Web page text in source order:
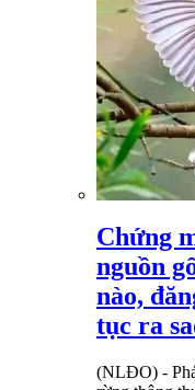
Chứng
nguồn
nào,
tục ra
(NLĐO) -